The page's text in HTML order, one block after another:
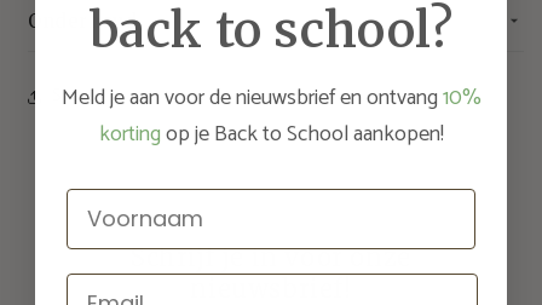
Onderhoud
Share
Schrijf je in voor onze
back to school?
Meld je aan voor de nieuwsbrief en ontvang10%
kortingop je Back to School aankopen!
Voornaam
Email